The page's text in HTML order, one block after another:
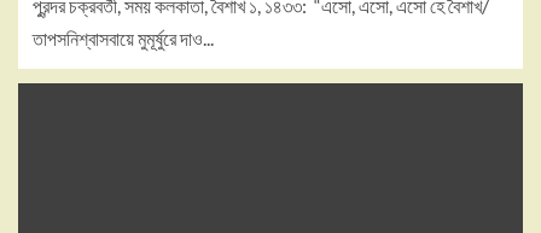
পুরন্দর চক্রবর্তী, সময় কলকাতা, বৈশাখ ১, ১৪৩৩: “এসো, এসো, এসো হে বৈশাখ/
তাপসনিশ্বাসবায়ে মুমূর্ষুরে দাও...